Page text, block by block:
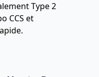
Type 2
CCS et